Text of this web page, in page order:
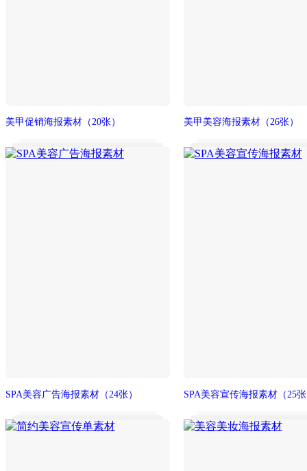
美甲促销海报素材 （20张） 美甲美容海报素材 （26张）
SPA美容广告海报素材 （24张） SPA美容宣传海报素材 （25